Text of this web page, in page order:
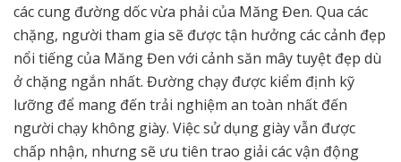
các cung đường dốc vừa phải của Măng Đen. Qua các
chặng, người tham gia sẽ được tận hưởng các cảnh đẹp
nổi tiếng của Măng Đen với cảnh săn mây tuyệt đẹp dù
ở chặng ngắn nhất. Đường chạy được kiểm định kỹ
lưỡng để mang đến trải nghiệm an toàn nhất đến
người chạy không giày. Việc sử dụng giày vẫn được
chấp nhận, nhưng sẽ ưu tiên trao giải các vận động